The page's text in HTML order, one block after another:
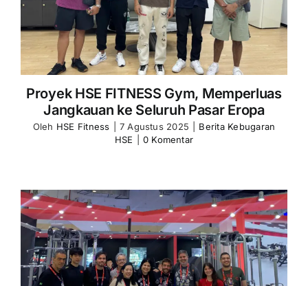
Proyek HSE FITNESS Gym, Memperluas
Jangkauan ke Seluruh Pasar Eropa
Oleh HSE Fitness 7 Agustus 2025
Berita Kebugaran
HSE
0 Komentar